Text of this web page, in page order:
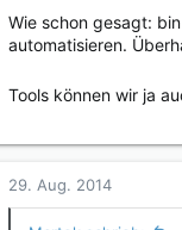
Wie schon gesagt:
automatisieren.
Tools können wir ja
29. Aug. 2014